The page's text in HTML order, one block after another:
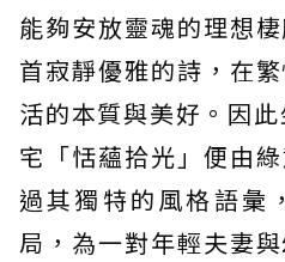
能夠安放靈魂的理想
首寂靜優雅的詩，在
活的本質與美好。因
宅「恬蘊拾光」便由
過其獨特的風格語彙
局，為一對年輕夫妻